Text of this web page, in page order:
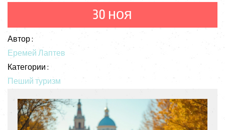
чрезвычайно полезным.30 ноя
Автор :
Еремей Лаптев
Категории :
Пеший туризм